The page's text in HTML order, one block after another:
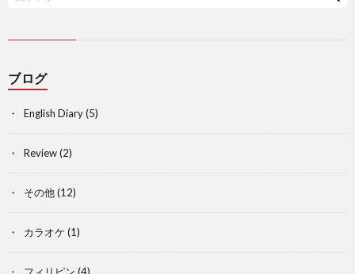
ブログ
English Diary(5)
Review(2)
その他(12)
カラオケ (1)
フィリピン (4)